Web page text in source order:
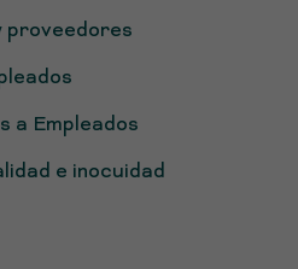
proveedores
a Empleados
e inocuidad